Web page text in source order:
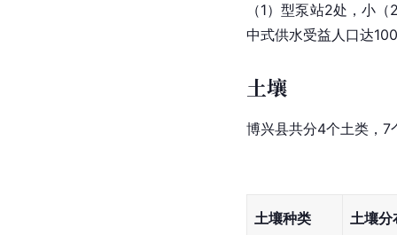
（1）型泵站2处，小
中式供水受益人口达
土壤
博兴县共分4个土类，7
土壤种类 土壤分